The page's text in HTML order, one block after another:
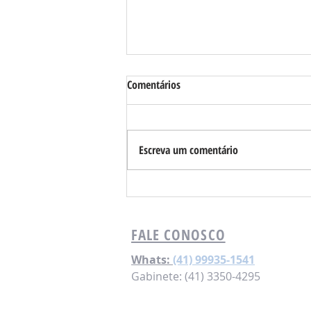
Comentários
Escreva um comentário
FALE CONOSCO
Whats: (41) 99935-1541
Gabinete: (41) 3350-4295